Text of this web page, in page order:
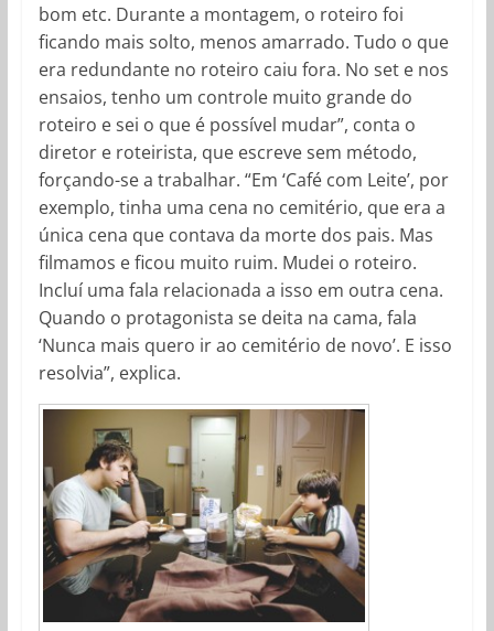
bom etc. Durante a montagem, o roteiro foi
ficando mais solto, menos amarrado. Tudo o que
era redundante no roteiro caiu fora. No set e nos
ensaios, tenho um controle muito grande do
roteiro e sei o que é possível mudar”, conta o
diretor e roteirista, que escreve sem método,
forçando-se a trabalhar. “Em ‘Café com Leite’, por
exemplo, tinha uma cena no cemitério, que era a
única cena que contava da morte dos pais. Mas
filmamos e ficou muito ruim. Mudei o roteiro.
Incluí uma fala relacionada a isso em outra cena.
Quando o protagonista se deita na cama, fala
‘Nunca mais quero ir ao cemitério de novo’. E isso
resolvia”, explica.